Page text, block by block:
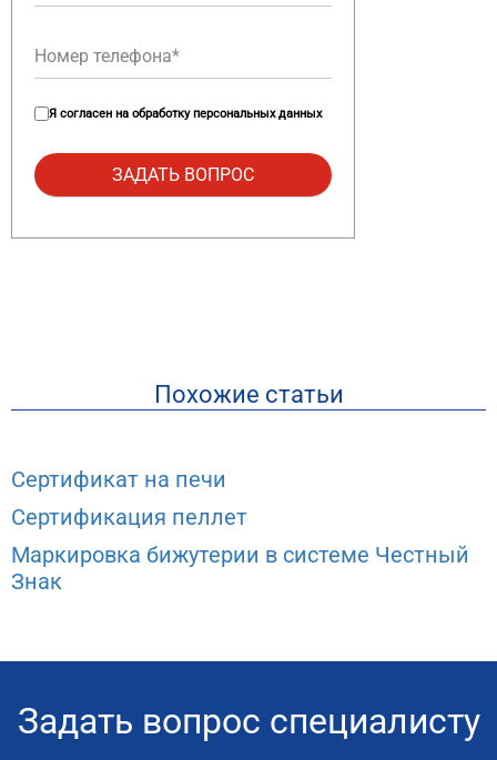
Я согласен на обработку персональных данных
Похожие статьи
Сертификат на печи
Сертификация пеллет
Маркировка бижутерии в системе Честный
Знак
Задать вопрос специалисту